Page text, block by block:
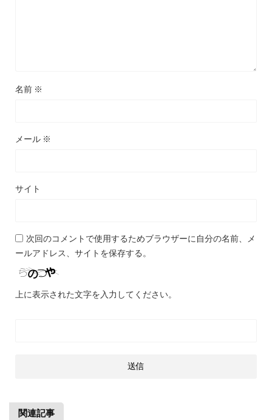
名前 ※
メール ※
サイト
次回のコメントで使用するためブラウザーに自分の名前、メ
ールアドレス、サイトを保存する。
上に表示された文字を入力してください。
関連記事